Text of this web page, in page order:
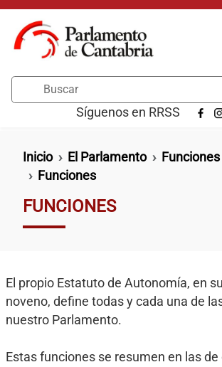
Pasar al contenido principal
Síguenos en RRSS
Ruta de navegación
Inicio El Parlamento
Funciones
FUNCIONES
El propio Estatuto de Autonomía, en
noveno, define todas y cada una de
nuestro Parlamento.
Estas funciones se resumen en las